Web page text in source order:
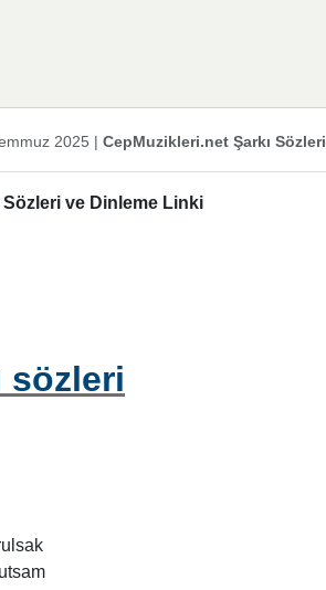
2025 | CepMuzikleri.net Şarkı Sözleri
Sözleri ve Dinleme Linki
sözleri